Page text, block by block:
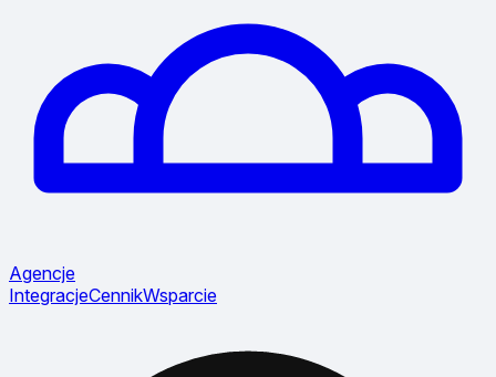
Agencje
IntegracjeCennikWsparcie